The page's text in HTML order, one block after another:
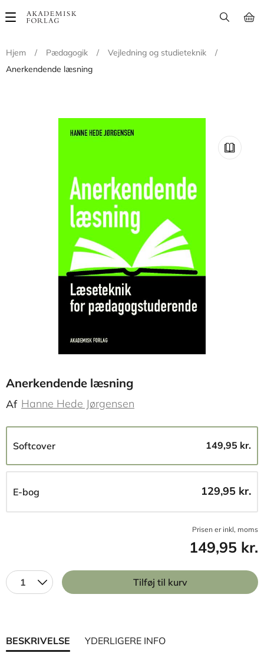
Main
Hjem
/ Pædagogik / Vejledning og studieteknik
/
Anerkendende læsning
Anerkendende læsning
Af Hanne Hede Jørgensen
Softcover 149,95 kr.
E-bog 129,95 kr.
Prisen er inkl, moms
149,95 kr.
1 Tilføj til kurv
BESKRIVELSE YDERLIGERE INFO